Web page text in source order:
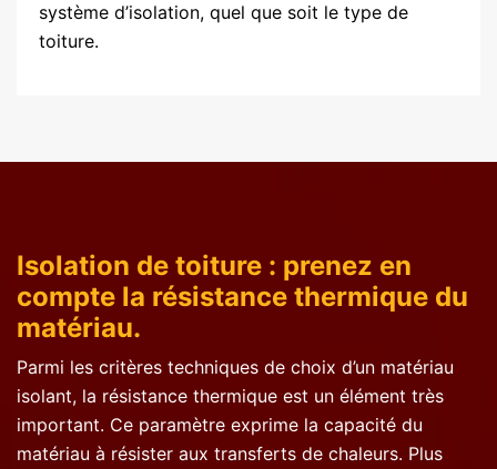
système d’isolation, quel que soit le type de
toiture.
Isolation de toiture : prenez en
compte la résistance thermique du
matériau.
Parmi les critères techniques de choix d’un matériau
isolant, la résistance thermique est un élément très
important. Ce paramètre exprime la capacité du
matériau à résister aux transferts de chaleurs. Plus